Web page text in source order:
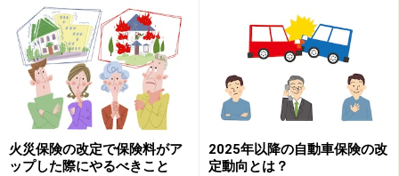
地震保険料は各損害保険会社で違いはない（国が関
与しているため）
保険期間は1年～5年間でそれ以上はない
地震保険金の支払いは全損・半損・一部損の3段階
のみ
火災保険の改定で保険料がア
ップした際にやるべきこと
2025年以降の自動車保険の改
定動向とは？